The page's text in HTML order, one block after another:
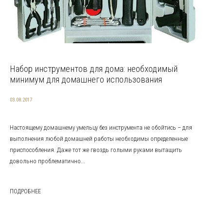
Набор инструментов для дома: необходимый
минимум для домашнего использования
03.08.2017
Настоящему домашнему умельцу без инструмента не обойтись – для
выполнения любой домашней работы необходимы определенные
приспособления. Даже тот же гвоздь голыми руками вытащить
довольно проблематично...
ПОДРОБНЕЕ